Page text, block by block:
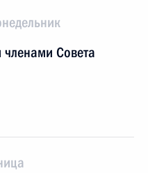
Совета